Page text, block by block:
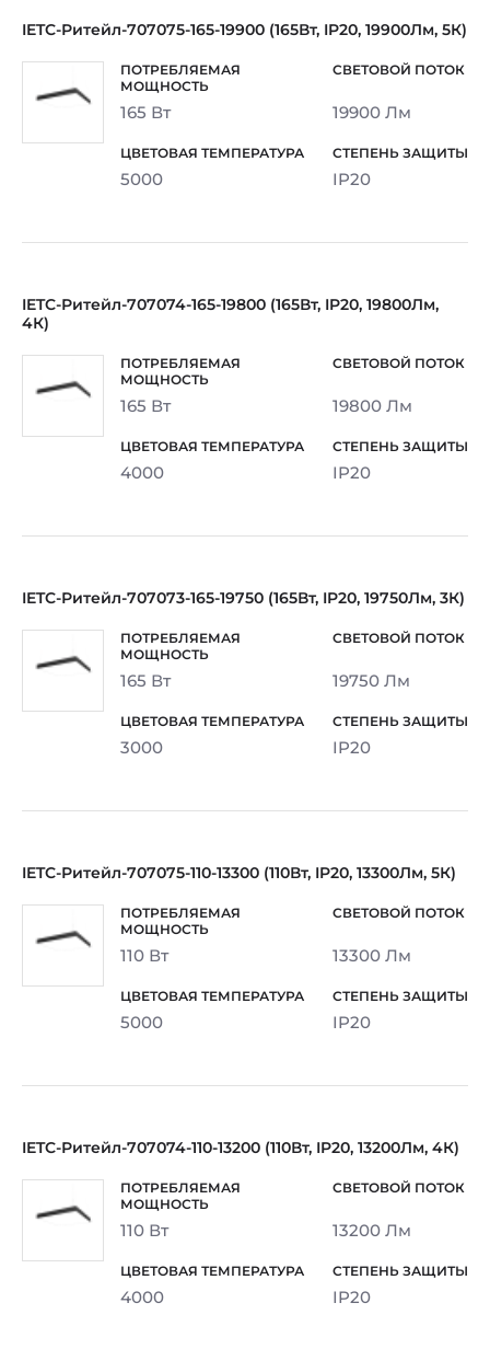
IETC-Ритейл-707075-165-19900 (165Вт, IP20, 19900Лм, 5К)
165 Вт 19900 Лм
5000 IP20
IETC-Ритейл-707074-165-19800 (165Вт, IP20, 19800Лм,
4К)
165 Вт 19800 Лм
4000 IP20
IETC-Ритейл-707073-165-19750 (165Вт, IP20, 19750Лм, 3К)
165 Вт 19750 Лм
3000 IP20
IETC-Ритейл-707075-110-13300 (110Вт, IP20, 13300Лм, 5К)
110 Вт 13300 Лм
5000 IP20
IETC-Ритейл-707074-110-13200 (110Вт, IP20, 13200Лм, 4К)
110 Вт 13200 Лм
4000 IP20